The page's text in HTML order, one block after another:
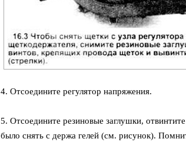
4. Отсоедините регулятор напряжения.
5. Отсоедините резиновые заглушки,
было снять с держа гелей (см. рисунок).